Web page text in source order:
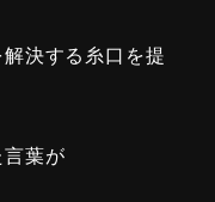
決する糸口を提
葉が